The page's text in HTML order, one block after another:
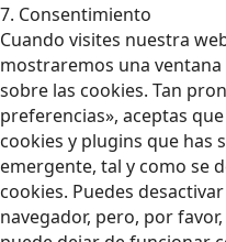
7. Consentimiento
Cuando visites nuestra
mostraremos una
sobre las cookies. Tan
preferencias», aceptas
cookies y plugins que has
emergente, tal y como se
cookies. Puedes
navegador, pero, por